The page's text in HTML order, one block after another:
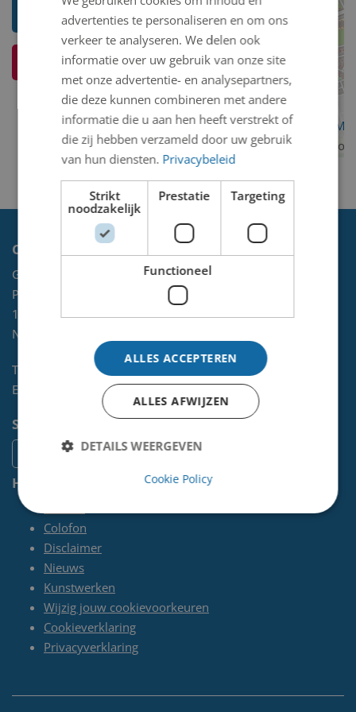
Ik weet meer over dit kunstwerk
Contact
Gemeente Velsen
Postbus 465
1970 AL
IJMUIDEN
NL
Telefoon:
0255-567 200
E-mail:
kunst@velsen.nl
Socials
Handige pagina's
Colofon
Disclaimer
Nieuws
Kunstwerken
Wijzig jouw cookievoorkeuren
Cookieverklaring
Privacyverklaring
advertenties te personaliseren en om ons
verkeer te analyseren. We delen ook
informatie over uw gebruik van onze site
met onze advertentie- en analysepartners,
die deze kunnen combineren met andere
informatie die u aan hen heeft verstrekt of
die zij hebben verzameld door uw gebruik
van hun diensten. Privacybeleid
Strikt
noodzakelijk
Prestatie Targeting
Functioneel
ALLES ACCEPTEREN
ALLES AFWIJZEN
DETAILS WEERGEVEN
Cookie Policy